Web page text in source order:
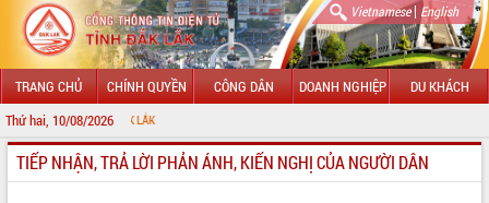
Vietnamese| English
TRANG CHỦ CHÍNH QUYỀN CÔNG DÂN DOANH NGHIỆP DU KHÁCH
Thứ hai, 10/08/2026
GIỚI THIỆU
TIẾP NHẬN, TRẢ LỜI PHẢN ÁNH, KIẾN NGHỊ CỦA NGƯỜI DÂN